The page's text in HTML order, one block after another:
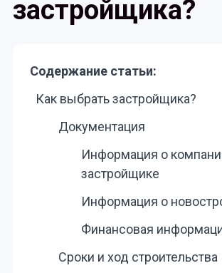
застройщика?
Содержание статьи:
Как выбрать застройщика?
Документация
Информация о
застройщике
Информация о
Финансовая
Сроки и ход строительства